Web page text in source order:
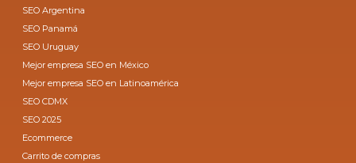
SEO Argentina
SEO Panamá
SEO Uruguay
Mejor empresa SEO en México
Mejor empresa SEO en Latinoamérica
SEO CDMX
SEO 2025
Ecommerce
Carrito de compras